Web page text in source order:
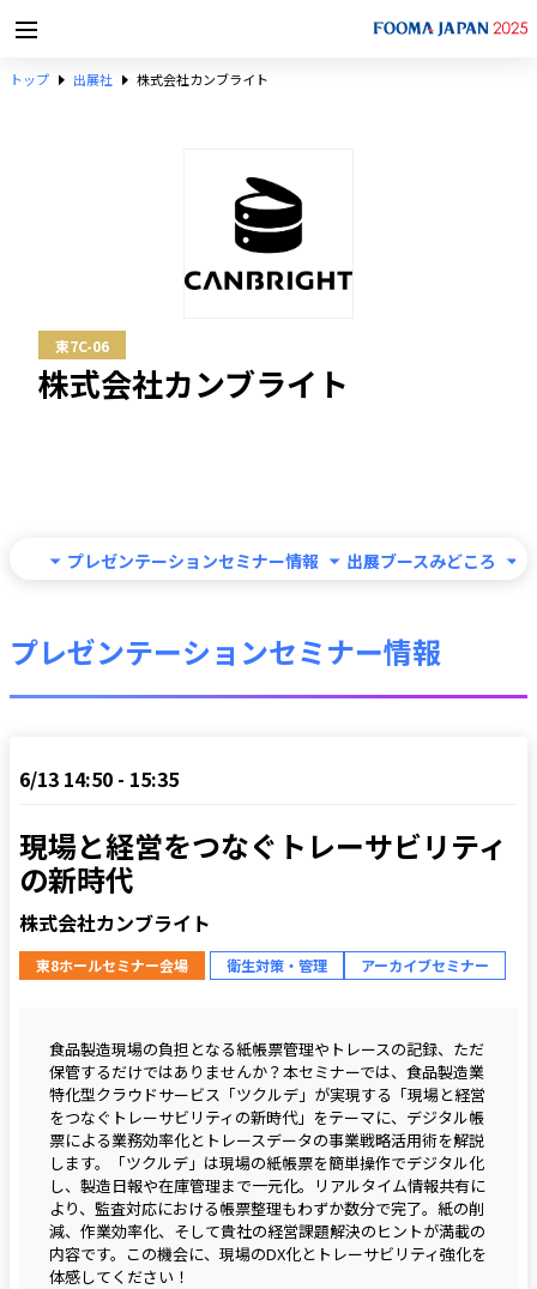
トップ 出展社 株式会社カンブライト
東7C-06
株式会社カンブライト
プレゼンテーションセミナー情報 出展ブースみどころ
プレゼンテーションセミナー情報
6/13 14:50 - 15:35
現場と経営をつなぐトレーサビリティ
の新時代
株式会社カンブライト
東8ホールセミナー会場 衛生対策・管理 アーカイブセミナー
食品製造現場の負担となる紙帳票管理やトレースの記録、ただ
保管するだけではありませんか？本セミナーでは、食品製造業
特化型クラウドサービス「ツクルデ」が実現する「現場と経営
をつなぐトレーサビリティの新時代」をテーマに、デジタル帳
票による業務効率化とトレースデータの事業戦略活用術を解説
します。「ツクルデ」は現場の紙帳票を簡単操作でデジタル化
し、製造日報や在庫管理まで一元化。リアルタイム情報共有に
より、監査対応における帳票整理もわずか数分で完了。紙の削
減、作業効率化、そして貴社の経営課題解決のヒントが満載の
内容です。この機会に、現場のDX化とトレーサビリティ強化を
体感してください！